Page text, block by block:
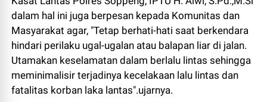
dalam hal ini juga berpesan kepada Komunitas dan
Masyarakat agar, "Tetap berhati-hati saat berkendara
hindari perilaku ugal-ugalan atau balapan liar di jalan.
Utamakan keselamatan dalam berlalu lintas sehingga
meminimalisir terjadinya kecelakaan lalu lintas dan
fatalitas korban laka lantas".ujarnya.